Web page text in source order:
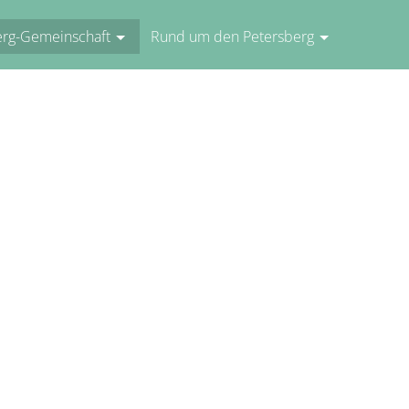
Gemeinschaft Rund um den Petersberg